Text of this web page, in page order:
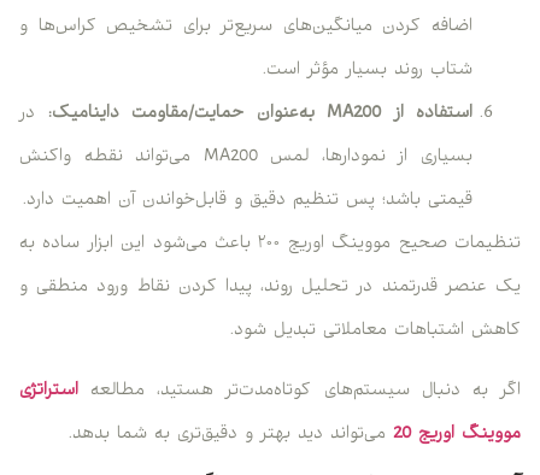
اضافه کردن میانگین‌های سریع‌تر برای تشخیص کراس‌ها و
شتاب روند بسیار مؤثر است.
استفاده ازMA200 به‌عنوان حمایت/مقاومت داینامیک: در
بسیاری از نمودارها، لمس MA200 می‌تواند نقطه واکنش
قیمتی باشد؛ پس تنظیم دقیق و قابل‌خواندن آن اهمیت دارد.
تنظیمات صحیح مووینگ اوریج ۲۰۰ باعث می‌شود این ابزار ساده به
یک عنصر قدرتمند در تحلیل روند، پیدا کردن نقاط ورود منطقی و
کاهش اشتباهات معاملاتی تبدیل شود.
اگر به دنبال سیستم‌های کوتاه‌مدت‌تر هستید، مطالعه استراتژی
مووینگ اوریج 20
می‌تواند دید بهتر و دقیق‌تری به شما بدهد.